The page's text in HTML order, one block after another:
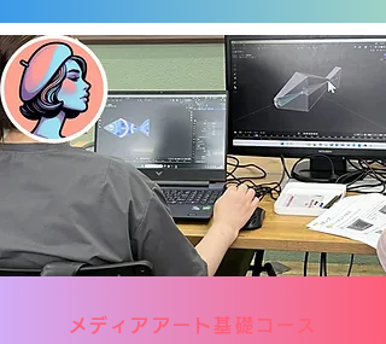
メディアアート基礎コース